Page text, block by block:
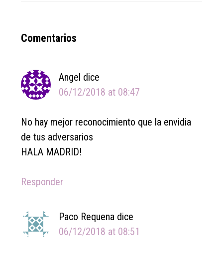
Reader
Comentarios
Angel dice
06/12/2018 at 08:47
No hay mejor reconocimiento que la envidia
de tus adversarios
HALA MADRID!
Responder
Paco Requena dice
06/12/2018 at 08:51